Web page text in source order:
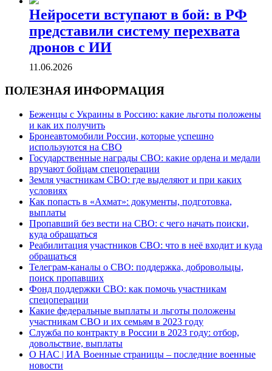
Нейросети вступают в бой: в РФ
представили систему перехвата
дронов с ИИ
11.06.2026
ПОЛЕЗНАЯ ИНФОРМАЦИЯ
Беженцы с Украины в Россию: какие льготы положены
и как их получить
Бронеавтомобили России, которые успешно
используются на СВО
Государственные награды СВО: какие ордена и медали
вручают бойцам спецоперации
Земля участникам СВО: где выделяют и при каких
условиях
Как попасть в «Ахмат»: документы, подготовка,
выплаты
Пропавший без вести на СВО: с чего начать поиски,
куда обращаться
Реабилитация участников СВО: что в неё входит и куда
обращаться
Телеграм-каналы о СВО: поддержка, добровольцы,
поиск пропавших
Фонд поддержки СВО: как помочь участникам
спецоперации
Какие федеральные выплаты и льготы положены
участникам СВО и их семьям в 2023 году
Служба по контракту в России в 2023 году: отбор,
довольствие, выплаты
О НАС | ИА Военные страницы – последние военные
новости